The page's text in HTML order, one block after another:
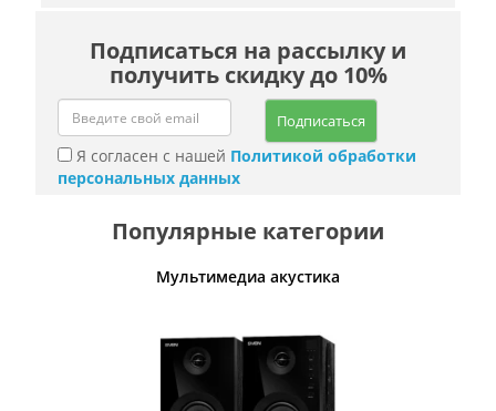
Подписаться на рассылку и
получить скидку до 10%
Подписаться
Я согласен с нашей Политикой обработки
персональных данных
Популярные категории
Мультимедиа акустика